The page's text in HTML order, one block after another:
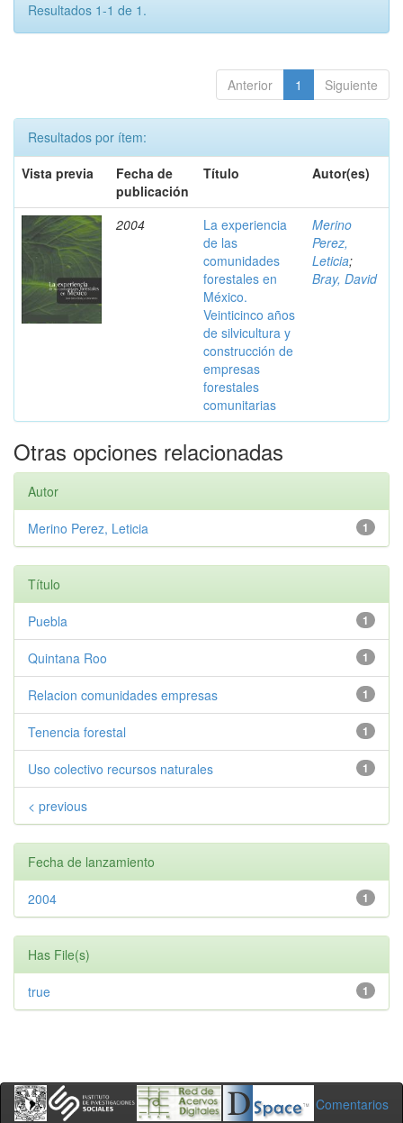
Resultados 1-1 de 1.
Anterior 1 Siguiente
Resultados por ítem:
Vista previa
Fecha de
publicación
Título Autor(es)
2004
La experiencia
de las
comunidades
forestales en
México.
Veinticinco años
de silvicultura y
construcción de
empresas
forestales
comunitarias
Merino
Perez,
Leticia;
Bray, David
Otras opciones relacionadas
Autor
1
Merino Perez, Leticia
Título
1
Puebla
1
Quintana Roo
1
Relacion comunidades empresas
1
Tenencia forestal
1
Uso colectivo recursos naturales
< previous
Fecha de lanzamiento
1
2004
Has File(s)
1
true
Comentarios